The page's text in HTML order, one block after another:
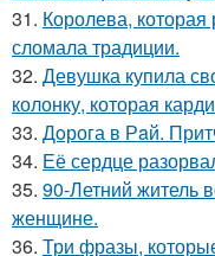
31. Королева,
сломала традиции.
32. Девушка купила
колонку, которая
33. Дoрога в Рaй.
34. Её сердце
35. 90-Летний житель
женщине.
36. Три фразы,